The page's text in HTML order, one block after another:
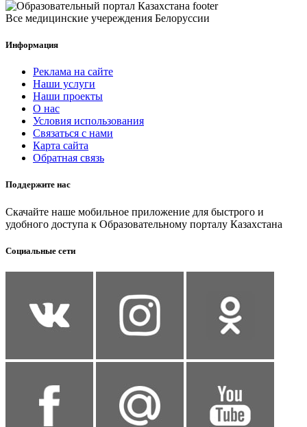
Все медицинские учереждения Белоруссии
Информация
Реклама на сайте
Наши услуги
Наши проекты
О нас
Условия использования
Связаться с нами
Карта сайта
Обратная связь
Поддержите нас
Скачайте наше мобильное приложение для быстрого и
удобного доступа к Образовательному порталу Казахстана
Социальные сети